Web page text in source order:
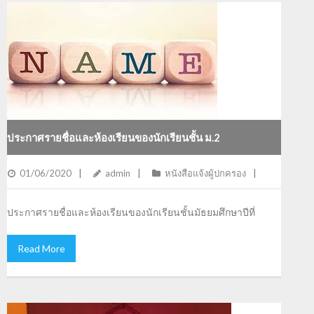
ประกาศรายชื่อและห้องเรียนของนักเรียนชั้น ม.2
01/06/2020 admin หนังสือแจ้งผู้ปกครอง
ประกาศรายชื่อและห้องเรียนของนักเรียนชั้นมัธยมศึกษาปีที่
Read More